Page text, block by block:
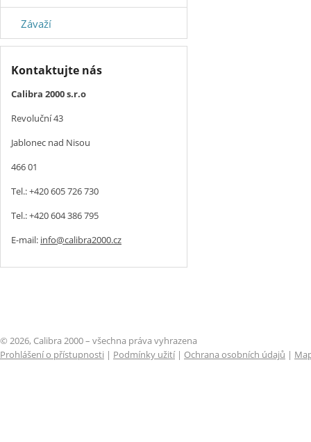
Závaží
Kontaktujte nás
Calibra 2000 s.r.o
Revoluční 43
Jablonec nad Nisou
466 01
Tel.: +420 605 726 730
Tel.: +420 604 386 795
E-mail: info@calibra2000.cz
© 2026, Calibra 2000 – všechna práva vyhrazena
Prohlášení o přístupnosti | Podmínky užití| Ochrana osobních údajů |